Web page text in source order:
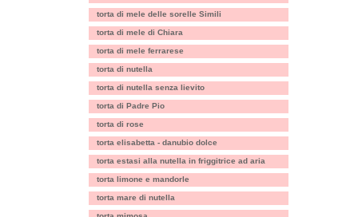
torta di mele delle sorelle Simili
torta di mele di Chiara
torta di mele ferrarese
torta di nutella
torta di nutella senza lievito
torta di Padre Pio
torta di rose
torta elisabetta - danubio dolce
torta estasi alla nutella in friggitrice ad aria
torta limone e mandorle
torta mare di nutella